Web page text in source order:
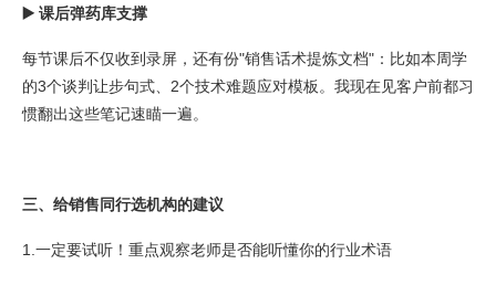
▶️ 课后弹药库支撑
每节课后不仅收到录屏，还有份"销售话术提炼文档"：比如本周学
的3个谈判让步句式、2个技术难题应对模板。我现在见客户前都习
惯翻出这些笔记速瞄一遍。
三、给销售同行选机构的建议
1.一定要试听！重点观察老师是否能听懂你的行业术语